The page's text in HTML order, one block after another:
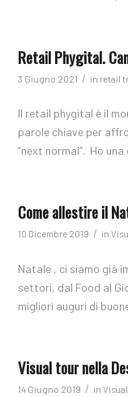
Retail Phygital.
3 Giugno 2021 / in retail
Il retail phygital è il
parole chiave per
“next normal”. Ho
Come allestire il
10 Dicembre 2019 / in
Natale , ci siamo già
settori, dal Food al
migliori auguri di
Visual tour nella
14 Giugno 2019 / in